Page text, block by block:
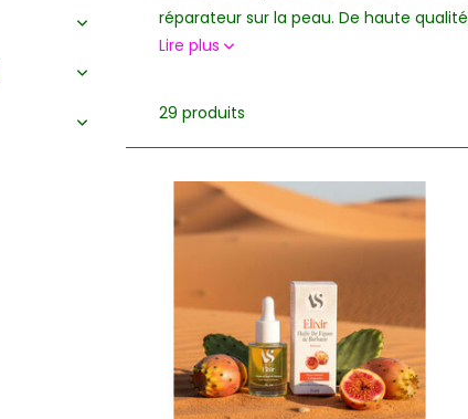
réparateur sur la peau. De haute
Lire plus
29 produits